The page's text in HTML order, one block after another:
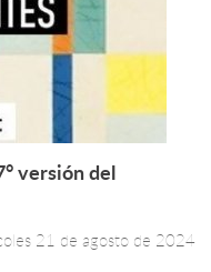
Leer más +
versión del
21 de agosto de 2024